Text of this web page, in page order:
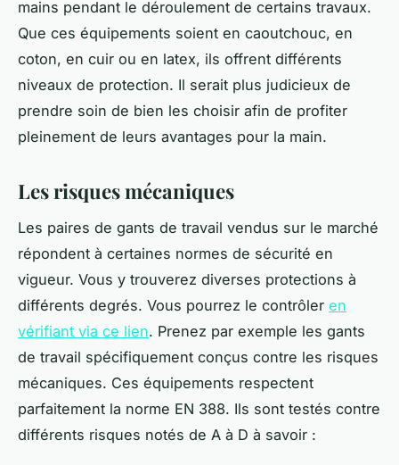
mains pendant le déroulement de certains travaux.
Que ces équipements soient en caoutchouc, en
coton, en cuir ou en latex, ils offrent différents
niveaux de protection. Il serait plus judicieux de
prendre soin de bien les choisir afin de profiter
pleinement de leurs avantages pour la main.
Les risques mécaniques
Les paires de gants de travail vendus sur le marché
répondent à certaines normes de sécurité en
vigueur. Vous y trouverez diverses protections à
différents degrés. Vous pourrez le contrôler en
vérifiant via ce lien. Prenez par exemple les gants
de travail spécifiquement conçus contre les risques
mécaniques. Ces équipements respectent
parfaitement la norme EN 388. Ils sont testés contre
différents risques notés de A à D à savoir :